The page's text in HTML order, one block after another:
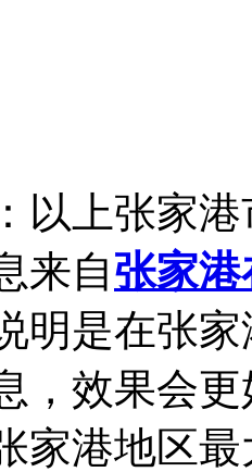
以上张家
来自张家
明是在张
，效果会
家港地区